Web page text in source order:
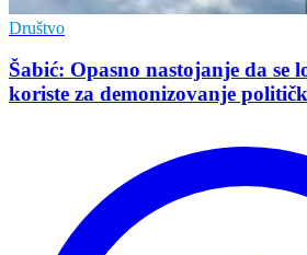
Društvo
Šabić: Opasno nastojanje da se
koriste za demonizovanje